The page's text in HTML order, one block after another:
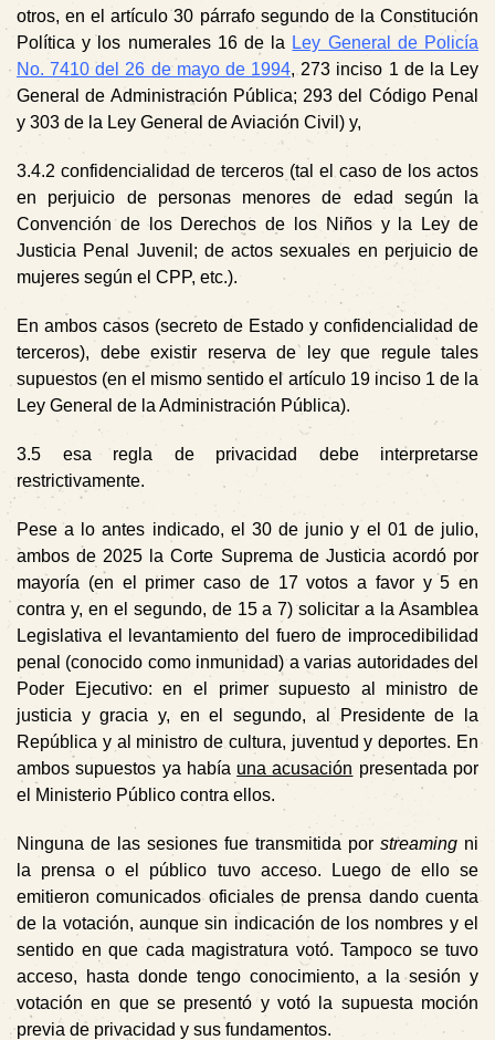
otros, en el artículo 30 párrafo segundo de la Constitución
Política y los numerales 16 de la Ley General de Policía
No. 7410 del 26 de mayo de 1994, 273 inciso 1 de la Ley
General de Administración Pública; 293 del Código Penal
y 303 de la Ley General de Aviación Civil) y,
3.4.2 confidencialidad de terceros (tal el caso de los actos
en perjuicio de personas menores de edad según la
Convención de los Derechos de los Niños y la Ley de
Justicia Penal Juvenil; de actos sexuales en perjuicio de
mujeres según el CPP, etc.).
En ambos casos (secreto de Estado y confidencialidad de
terceros), debe existir reserva de ley que regule tales
supuestos (en el mismo sentido el artículo 19 inciso 1 de la
Ley General de la Administración Pública).
3.5 esa regla de privacidad debe interpretarse
restrictivamente.
Pese a lo antes indicado, el 30 de junio y el 01 de julio,
ambos de 2025 la Corte Suprema de Justicia acordó por
mayoría (en el primer caso de 17 votos a favor y 5 en
contra y, en el segundo, de 15 a 7) solicitar a la Asamblea
Legislativa el levantamiento del fuero de improcedibilidad
penal (conocido como inmunidad) a varias autoridades del
Poder Ejecutivo: en el primer supuesto al ministro de
justicia y gracia y, en el segundo, al Presidente de la
República y al ministro de cultura, juventud y deportes. En
ambos supuestos ya había una acusación presentada por
el Ministerio Público contra ellos.
Ninguna de las sesiones fue transmitida por streaming ni
la prensa o el público tuvo acceso. Luego de ello se
emitieron comunicados oficiales de prensa dando cuenta
de la votación, aunque sin indicación de los nombres y el
sentido en que cada magistratura votó. Tampoco se tuvo
acceso, hasta donde tengo conocimiento, a la sesión y
votación en que se presentó y votó la supuesta moción
previa de privacidad y sus fundamentos.